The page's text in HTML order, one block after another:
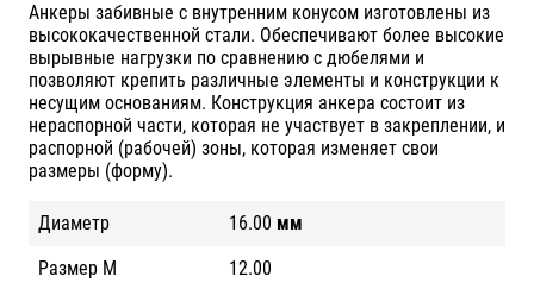
Анкеры забивные с внутренним конусом изготовлены из
высококачественной стали. Обеспечивают более высокие
вырывные нагрузки по сравнению с дюбелями и
позволяют крепить различные элементы и конструкции к
несущим основаниям. Конструкция анкера состоит из
нераспорной части, которая не участвует в закреплении, и
распорной (рабочей) зоны, которая изменяет свои
размеры (форму).
Диаметр 16.00 мм
Размер М
12.00